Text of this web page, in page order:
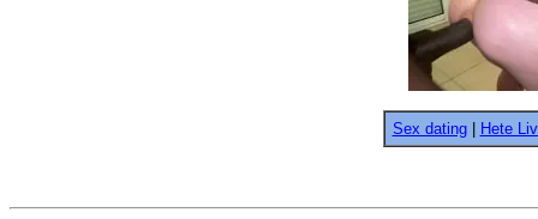
Sex dating| Hete